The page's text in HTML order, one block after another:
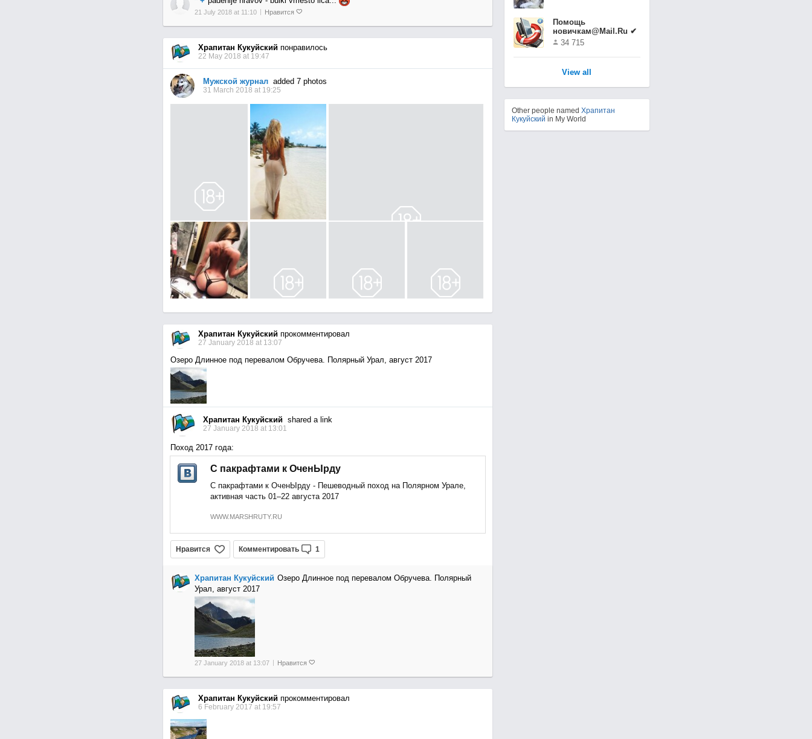
21 July 2018 at 11:10 Нравится
Храпитан Кукуйскийпонравилось
22 May 2018 at 19:47
Мужской журналadded 7 photos
31 March 2018 at 19:25
Храпитан Кукуйскийпрокомментировал
27 January 2018 at 13:07
Озеро Длинное под перевалом Обручева. Полярный Урал, август 2017
Храпитан Кукуйскийshared a link
27 January 2018 at 13:01
Поход 2017 года:
С пакрафтами к ОченЫрду
С пакрафтами к ОченЫрду - Пешеводный поход на Полярном Урале,
активная часть 01–22 августа 2017
WWW.MARSHRUTY.RU
Нравится Комментировать 1
Храпитан Кукуйский Озеро Длинное под перевалом Обручева. Полярный
Урал, август 2017
27 January 2018 at 13:07 Нравится
Храпитан Кукуйскийпрокомментировал
6 February 2017 at 19:57
Помощь
новичкам@Mail.Ru ✔
34 715
View all
Other people named Храпитан
Кукуйский in My World